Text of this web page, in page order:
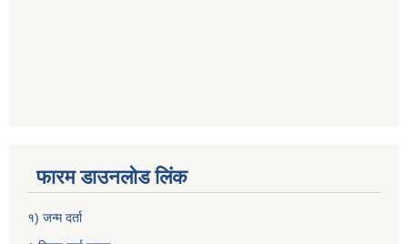
फारम डाउनलोड लिंक
१) जन्म दर्ता